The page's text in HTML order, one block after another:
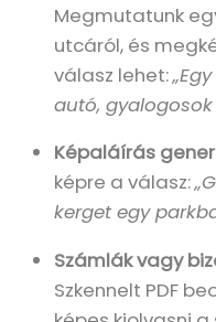
Megmutatunk
utcáról, és
válasz lehet:
autó, gyalogosok
Képaláírás
képre a válasz:
kerget egy
Számlák vagy
Szkennelt PDF